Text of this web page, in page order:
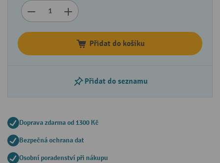
Přidat do košíku
Přidat do seznamu
Doprava zdarma od 1300 Kč
Bezpečná ochrana dat
Osobní poradenství při nákupu